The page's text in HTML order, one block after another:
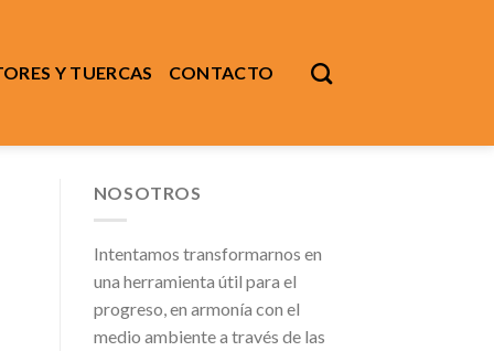
Y TUERCAS CONTACTO
NOSOTROS
Intentamos transformarnos en
una herramienta útil para el
progreso, en armonía con el
medio ambiente a través de las